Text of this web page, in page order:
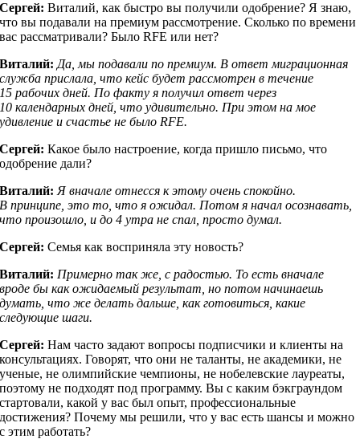
Сергей: Виталий, как быстро вы получили одобрение? Я знаю,
что вы подавали на премиум рассмотрение. Сколько по времени
вас рассматривали? Было RFE или нет?
Виталий: Да, мы подавали по премиум. В ответ миграционная
служба прислала, что кейс будет рассмотрен в течение
15 рабочих дней. По факту я получил ответ через
10 календарных дней, что удивительно. При этом на мое
удивление и счастье не было RFE.
Сергей: Какое было настроение, когда пришло письмо, что
одобрение дали?
Виталий: Я вначале отнесся к этому очень спокойно.
В принципе, это то, что я ожидал. Потом я начал осознавать,
что произошло, и до 4 утра не спал, просто думал.
Сергей:Семья как восприняла эту новость?
Виталий: Примерно так же, с радостью. То есть вначале
вроде бы как ожидаемый результат, но потом начинаешь
думать, что же делать дальше, как готовиться, какие
следующие шаги.
Сергей: Нам часто задают вопросы подписчики и клиенты на
консультациях. Говорят, что они не таланты, не академики, не
ученые, не олимпийские чемпионы, не нобелевские лауреаты,
поэтому не подходят под программу. Вы с каким бэкграундом
стартовали, какой у вас был опыт, профессиональные
достижения? Почему мы решили, что у вас есть шансы и можно
с этим работать?